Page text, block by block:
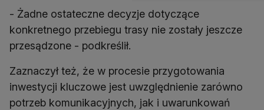
- Żadne ostateczne decyzje dotyczące
konkretnego przebiegu trasy nie zostały jeszcze
przesądzone - podkreślił.
Zaznaczył też, że w procesie przygotowania
inwestycji kluczowe jest uwzględnienie zarówno
potrzeb komunikacyjnych, jak i uwarunkowań